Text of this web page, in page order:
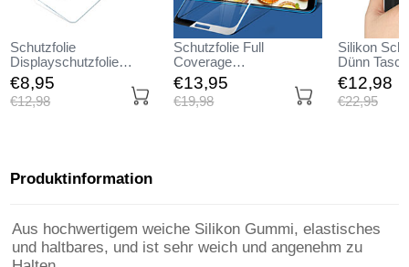
Schutzfolie
Displayschutzfolie
Panzerfolie Skins zum
Aufkleben Gehärtetes
Glas Glasfolie T02 für
€8,95
€12,98
Schutzfolie Full
Coverage
Displayschutzfolie
Panzerfolie Skins zum
Aufkleben Gehärtetes
€13,95
€19,98
Silikon
Dünn
Huawei
€12,98
€22,95
Produktinformation
Aus hochwertigem weiche Silikon Gummi, elastisches
und haltbares, und ist sehr weich und angenehm zu